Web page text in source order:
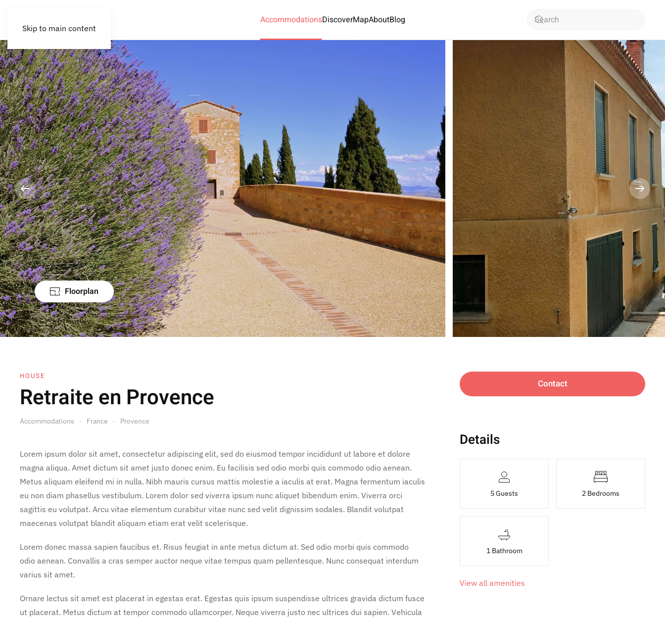
Skip to main content
AccommodationsDiscoverMapAboutBlog
Floorplan
HOUSE
Retraite en Provence
Accommodations France Provence
Lorem ipsum dolor sit amet, consectetur adipiscing elit, sed do eiusmod tempor incididunt ut labore et dolore
magna aliqua. Amet dictum sit amet justo donec enim. Eu facilisis sed odio morbi quis commodo odio aenean.
Metus aliquam eleifend mi in nulla. Nibh mauris cursus mattis molestie a iaculis at erat. Magna fermentum iaculis
eu non diam phasellus vestibulum. Lorem dolor sed viverra ipsum nunc aliquet bibendum enim. Viverra orci
sagittis eu volutpat. Arcu vitae elementum curabitur vitae nunc sed velit dignissim sodales. Blandit volutpat
maecenas volutpat blandit aliquam etiam erat velit scelerisque.
Lorem donec massa sapien faucibus et. Risus feugiat in ante metus dictum at. Sed odio morbi quis commodo
odio aenean. Convallis a cras semper auctor neque vitae tempus quam pellentesque. Nunc consequat interdum
varius sit amet.
Ornare lectus sit amet est placerat in egestas erat. Egestas quis ipsum suspendisse ultrices gravida dictum fusce
ut placerat. Metus dictum at tempor commodo ullamcorper. Neque viverra justo nec ultrices dui sapien. Vehicula
Contact
Details
5 Guests 2 Bedrooms
1 Bathroom
View all amenities